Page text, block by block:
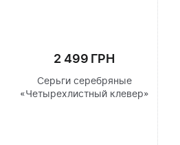
2 499 ГРН
Серьги серебряные
«Четырехлистный клевер»